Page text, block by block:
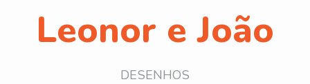
Leonor e João
DESENHOS